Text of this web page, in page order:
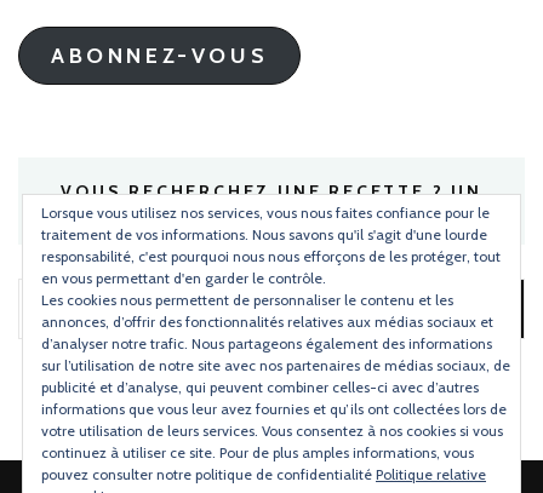
mail
ABONNEZ-VOUS
VOUS RECHERCHEZ UNE RECETTE ? UN
INGRÉDIENT ?
Rechercher :
Lorsque vous utilisez nos services, vous nous faites confiance pour le
traitement de vos informations. Nous savons qu'il s'agit d'une lourde
responsabilité, c'est pourquoi nous nous efforçons de les protéger, tout
en vous permettant d'en garder le contrôle.
Les cookies nous permettent de personnaliser le contenu et les
annonces, d’offrir des fonctionnalités relatives aux médias sociaux et
d’analyser notre trafic. Nous partageons également des informations
sur l’utilisation de notre site avec nos partenaires de médias sociaux, de
publicité et d’analyse, qui peuvent combiner celles-ci avec d’autres
informations que vous leur avez fournies et qu’ils ont collectées lors de
votre utilisation de leurs services. Vous consentez à nos cookies si vous
continuez à utiliser ce site. Pour de plus amples informations, vous
pouvez consulter notre politique de confidentialité Politique relative